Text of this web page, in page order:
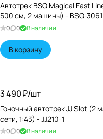
Автотрек BSQ Magical Fast
500 см, 2 машины) - BSQ-3061
0 0 В наличии
В корзину
3 490 ₽/шт
Гоночный автотрек JJ Slot (2
сети, 1:43) - JJ210-1
0 0 В наличии